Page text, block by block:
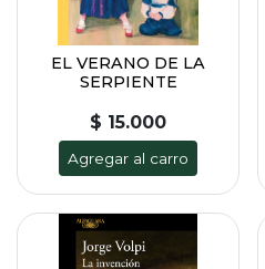
EL VERANO DE LA
SERPIENTE
$ 15.000
Agregar al carro